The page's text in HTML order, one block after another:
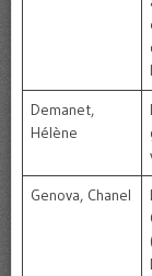
Demanet,
Hélène
Genova, Chanel